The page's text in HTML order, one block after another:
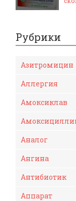
Рубрики
Азитромицин
Аллергия
Амоксиклав
Аналог
Ангина
Антибиотик
Аппарат